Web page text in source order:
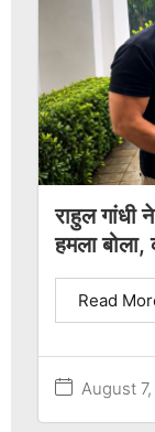
राहुल
हमला बोला,
August
Read